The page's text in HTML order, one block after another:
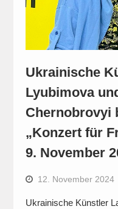
Ukrainische
Lyubimova
Chernobrovyi
„Konzert für
9. November
12. November 2024
Ukrainische Künstler